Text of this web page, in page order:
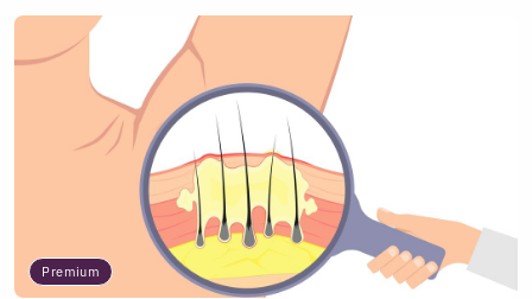
Premium